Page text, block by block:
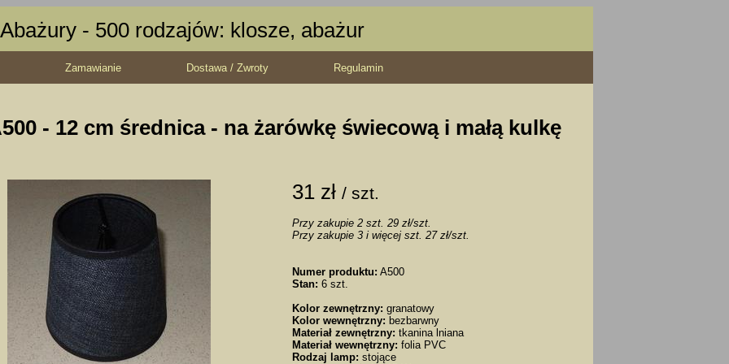
Abażury - 500 rodzajów: klosze, abażur
Zamawianie Dostawa / Zwroty Regulamin
- 12 cm średnica - na żarówkę świecową i małą kulkę
31 zł / szt.
Przy zakupie 2 szt. 29 zł/szt.
Przy zakupie 3 i więcej szt. 27 zł/szt.
Numer produktu: A500
Stan: 6 szt.
Kolor zewnętrzny: granatowy
Kolor wewnętrzny: bezbarwny
Materiał zewnętrzny: tkanina lniana
Materiał wewnętrzny: folia PVC
Rodzaj lamp: stojące